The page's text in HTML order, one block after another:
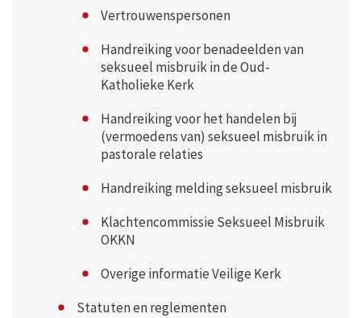
Vertrouwenspersonen
Handreiking voor benadeelden van
seksueel misbruik in de Oud-
Katholieke Kerk
Handreiking voor het handelen bij
(vermoedens van) seksueel misbruik in
pastorale relaties
Handreiking melding seksueel misbruik
Klachtencommissie Seksueel Misbruik
OKKN
Overige informatie Veilige Kerk
Statuten en reglementen